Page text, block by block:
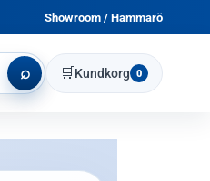
Showroom / Hammarö
⌕ 🛒Kundkorg 0